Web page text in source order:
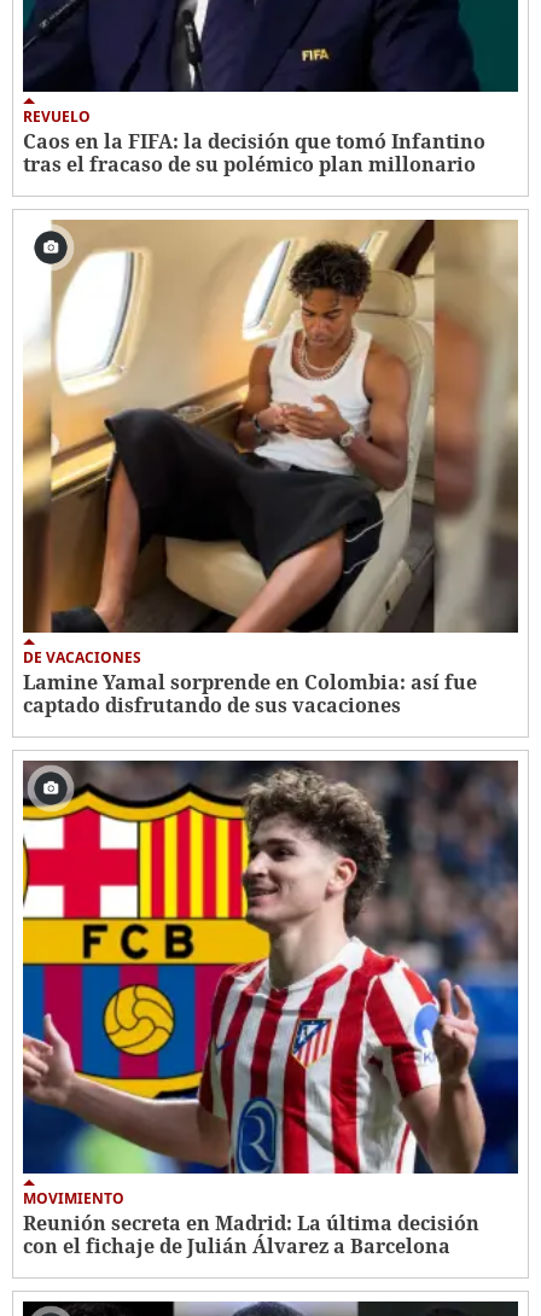
REVUELO
Caos en la FIFA: la decisión que tomó Infantino
tras el fracaso de su polémico plan millonario
DE VACACIONES
Lamine Yamal sorprende en Colombia: así fue
captado disfrutando de sus vacaciones
MOVIMIENTO
Reunión secreta en Madrid: La última decisión
con el fichaje de Julián Álvarez a Barcelona